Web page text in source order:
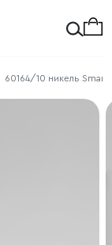
60164/10 никель Smart